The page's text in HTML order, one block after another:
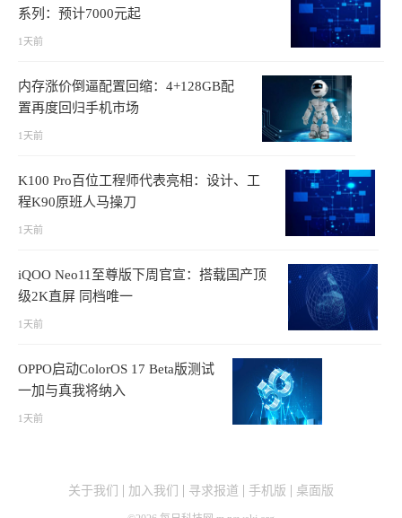
系列：预计7000元起
1天前
内存涨价倒逼配置回缩：4+128GB配
置再度回归手机市场
1天前
K100 Pro百位工程师代表亮相：设计、工
程K90原班人马操刀
1天前
iQOO Neo11至尊版下周官宣：搭载国产顶
级2K直屏 同档唯一
1天前
OPPO启动ColorOS 17 Beta版测试
一加与真我将纳入
1天前
关于我们 加入我们 寻求报道 手机版 桌面版